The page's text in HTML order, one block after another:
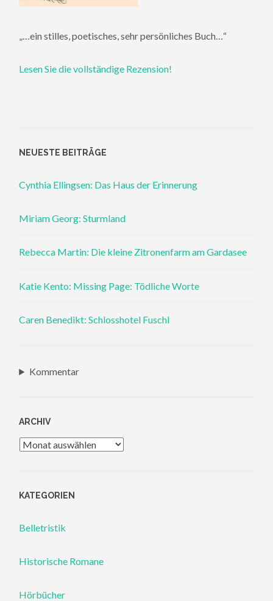
„…ein stilles, poetisches, sehr persönliches Buch…“
Lesen Sie die vollständige Rezension!
NEUESTE BEITRÄGE
Cynthia Ellingsen: Das Haus der Erinnerung
Miriam Georg: Sturmland
Rebecca Martin: Die kleine Zitronenfarm am Gardasee
Katie Kento: Missing Page: Tödliche Worte
Caren Benedikt: Schlosshotel Fuschl
Kommentar
ARCHIV
Archiv
KATEGORIEN
Belletristik
Historische Romane
Hörbücher